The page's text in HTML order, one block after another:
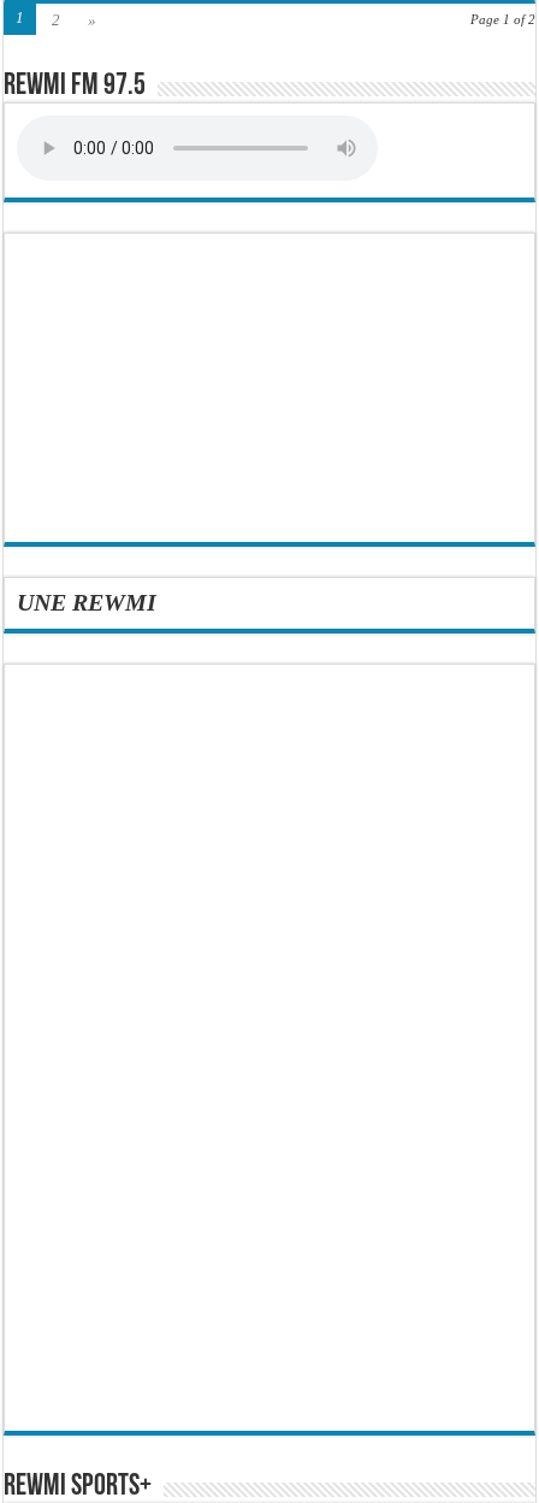
Page 1 of 2
1 2 »
Rewmi FM 97.5
UNE REWMI
REWMI SPORTS+